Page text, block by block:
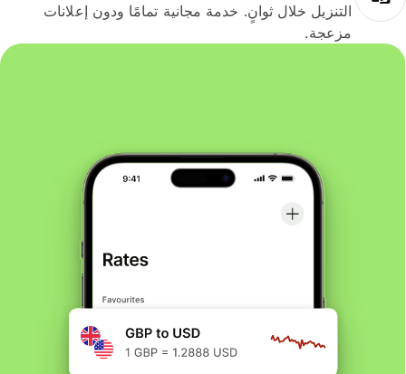
التنزيل خلال ثوانٍ. خدمة مجانية تمامًا ودون إعلانات
مزعجة.